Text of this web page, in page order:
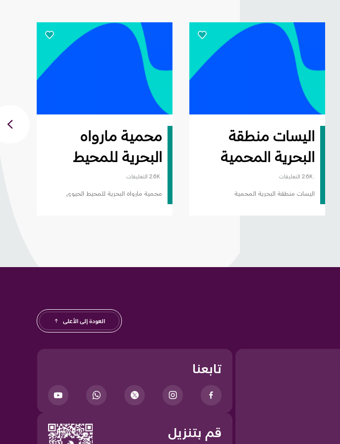
محمية مارواه
البحرية للمحيط
الحيوي
2.6K التعليقات
محمية مارواه البحرية للمحيط الحيوي
اليسات منطقة
البحرية المحمية
2.6K التعليقات
اليسات منطقة البحرية المحمية
العودة إلى الأعلى
تابعنا
قم بتنزيل